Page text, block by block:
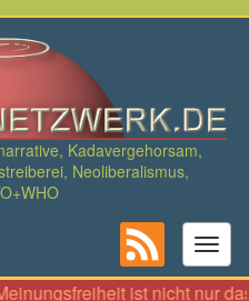
Kadavergehorsam,
Neoliberalismus,
ist nicht nur